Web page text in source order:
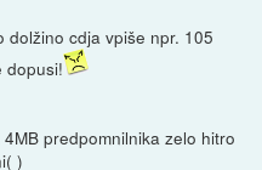
dolžino cdja vpiše npr. 105
dopusi!
predpomnilnika zelo hitro
)